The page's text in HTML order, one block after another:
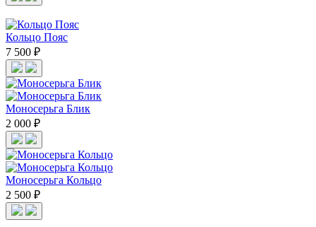
Кольцо Пояс
7 500 ₽
Моносерьга Блик
2 000 ₽
Моносерьга Кольцо
2 500 ₽